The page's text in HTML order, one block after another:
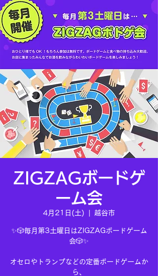
ZIGZAGボードゲ
ーム会
4月21日(土) 越谷市
✨🎲毎月第3土曜日はZIGZAGボードゲーム
会🎲✨
オセロやトランプなどの定番ボードゲームか
ら、